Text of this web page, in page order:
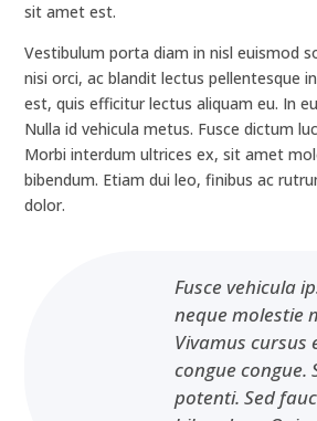
sit amet est.
Vestibulum porta diam in nisl euismod
nisi orci, ac blandit lectus pellentesque
est, quis efficitur lectus aliquam eu. In
Nulla id vehicula metus. Fusce dictum
Morbi interdum ultrices ex, sit amet
bibendum. Etiam dui leo, finibus ac
dolor.
Fusce vehicula
neque molestie
Vivamus cursus
congue congue.
potenti. Sed